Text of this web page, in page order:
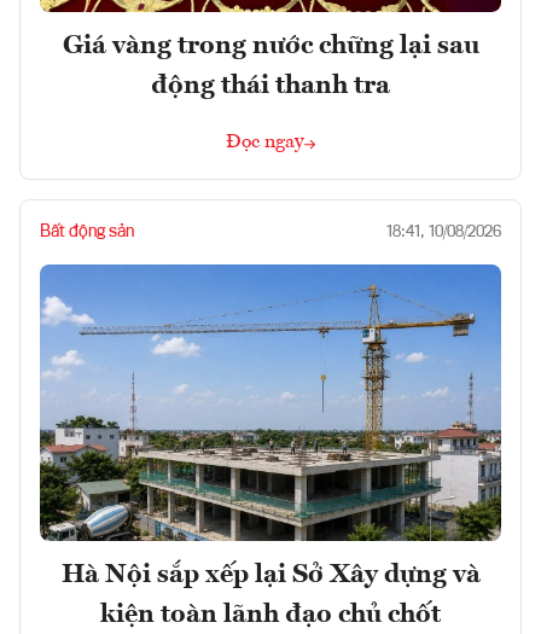
Giá vàng trong nước chững lại sau
động thái thanh tra
Đọc ngay
Bất động sản 18:41, 10/08/2026
Hà Nội sắp xếp lại Sở Xây dựng và
kiện toàn lãnh đạo chủ chốt